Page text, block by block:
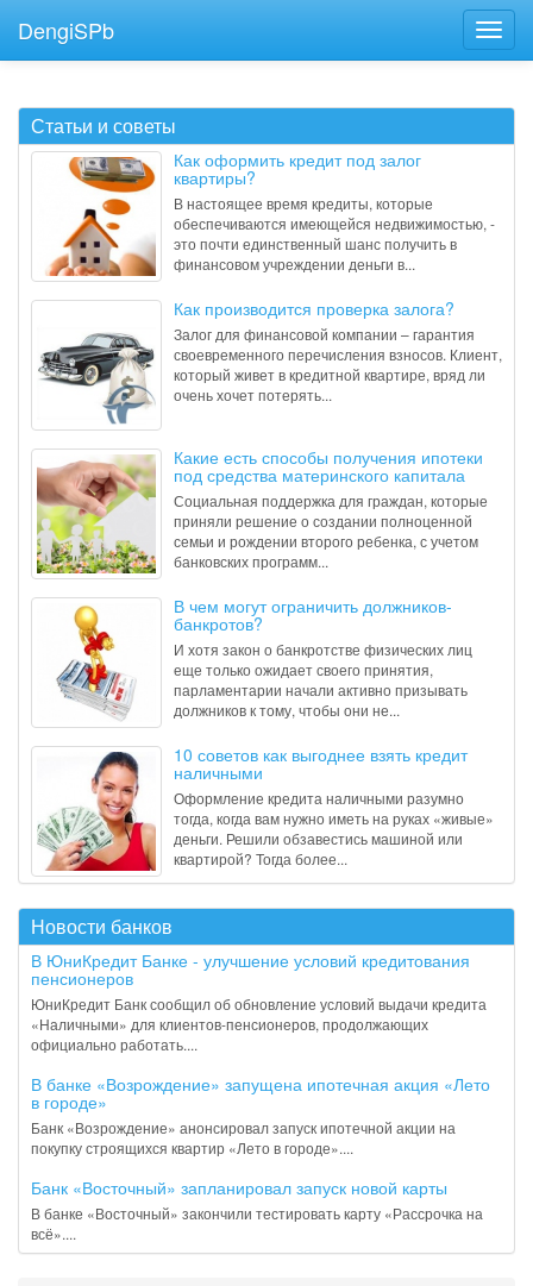
DengiSPb
Статьи и советы
Как оформить кредит под залог
квартиры?
В настоящее время кредиты, которые
обеспечиваются имеющейся недвижимостью, -
это почти единственный шанс получить в
финансовом учреждении деньги в...
Как производится проверка залога?
Залог для финансовой компании – гарантия
своевременного перечисления взносов. Клиент,
который живет в кредитной квартире, вряд ли
очень хочет потерять...
Какие есть способы получения ипотеки
под средства материнского капитала
Социальная поддержка для граждан, которые
приняли решение о создании полноценной
семьи и рождении второго ребенка, с учетом
банковских программ...
В чем могут ограничить должников-
банкротов?
И хотя закон о банкротстве физических лиц
еще только ожидает своего принятия,
парламентарии начали активно призывать
должников к тому, чтобы они не...
10 советов как выгоднее взять кредит
наличными
Оформление кредита наличными разумно
тогда, когда вам нужно иметь на руках «живые»
деньги. Решили обзавестись машиной или
квартирой? Тогда более...
Новости банков
В ЮниКредит Банке - улучшение условий кредитования
пенсионеров
ЮниКредит Банк сообщил об обновление условий выдачи кредита
«Наличными» для клиентов-пенсионеров, продолжающих
официально работать....
В банке «Возрождение» запущена ипотечная акция «Лето
в городе»
Банк «Возрождение» анонсировал запуск ипотечной акции на
покупку строящихся квартир «Лето в городе»....
Банк «Восточный» запланировал запуск новой карты
В банке «Восточный» закончили тестировать карту «Рассрочка на
всё»....